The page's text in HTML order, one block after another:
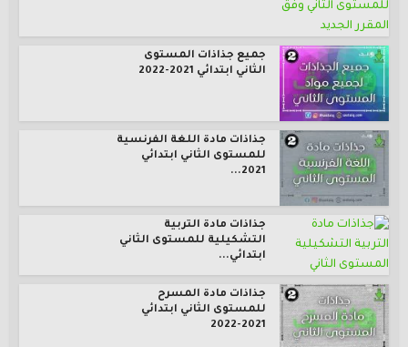
جميع جذاذات المستوى
الثاني ابتدائي 2021-2022
جذاذات مادة اللغة الفرنسية
للمستوى الثاني ابتدائي
2021...
جذاذات مادة التربية
التشكيلية للمستوى الثاني
ابتدائي...
جذاذات مادة المسرح
للمستوى الثاني ابتدائي
2021-2022